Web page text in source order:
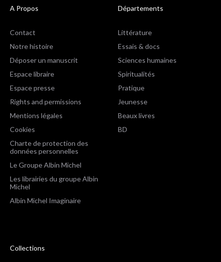
A Propos
Contact
Notre histoire
Déposer un manuscrit
Espace libraire
Espace presse
Rights and permissions
Mentions légales
Cookies
Charte de protection des
données personnelles
Le Groupe Albin Michel
Les librairies du groupe Albin
Michel
Albin Michel Imaginaire
Départements
Littérature
Essais & docs
Sciences humaines
Spiritualités
Pratique
Jeunesse
Beaux livres
BD
Collections